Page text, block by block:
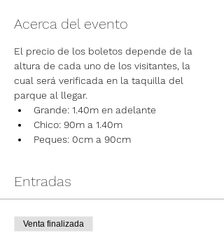
Acerca del evento
El precio de los boletos depende de la
altura de cada uno de los visitantes, la
cual será verificada en la taquilla del
parque al llegar.
Grande: 1.40m en adelante
Chico: 90m a 1.40m
Peques: 0cm a 90cm
Entradas
Venta finalizada